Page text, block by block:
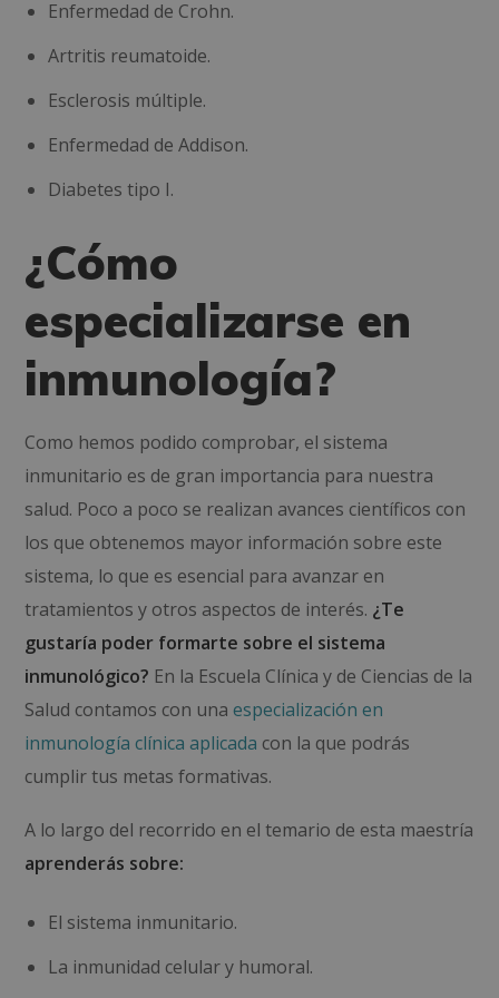
Enfermedad de Crohn.
Artritis reumatoide.
Esclerosis múltiple.
Enfermedad de Addison.
Diabetes tipo I.
¿Cómo
especializarse en
inmunología?
Como hemos podido comprobar, el sistema
inmunitario es de gran importancia para nuestra
salud. Poco a poco se realizan avances científicos con
los que obtenemos mayor información sobre este
sistema, lo que es esencial para avanzar en
tratamientos y otros aspectos de interés. ¿Te
gustaría poder formarte sobre el sistema
inmunológico? En la Escuela Clínica y de Ciencias de la
Salud contamos con unaespecialización en
inmunología clínica aplicada con la que podrás
cumplir tus metas formativas.
A lo largo del recorrido en el temario de esta maestría
aprenderás sobre:
El sistema inmunitario.
La inmunidad celular y humoral.